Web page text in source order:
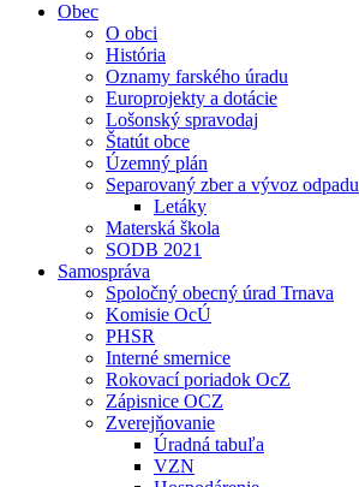
Obec
O obci
História
Oznamy farského úradu
Europrojekty a dotácie
Lošonský spravodaj
Štatút obce
Územný plán
Separovaný zber a vývoz odpadu
Letáky
Materská škola
SODB 2021
Samospráva
Spoločný obecný úrad Trnava
Komisie OcÚ
PHSR
Interné smernice
Rokovací poriadok OcZ
Zápisnice OCZ
Zverejňovanie
Úradná tabuľa
VZN